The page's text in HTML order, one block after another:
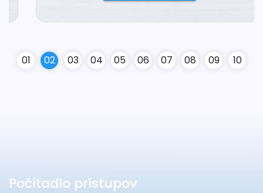
01 02 03 04 05 06 07 08 09 10
Počítadlo prístupov